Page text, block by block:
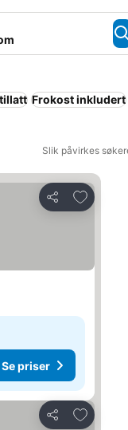
Frokost inkludert
Slik påvirkes
Del
Legg til i
Se priser
Del
Legg til i